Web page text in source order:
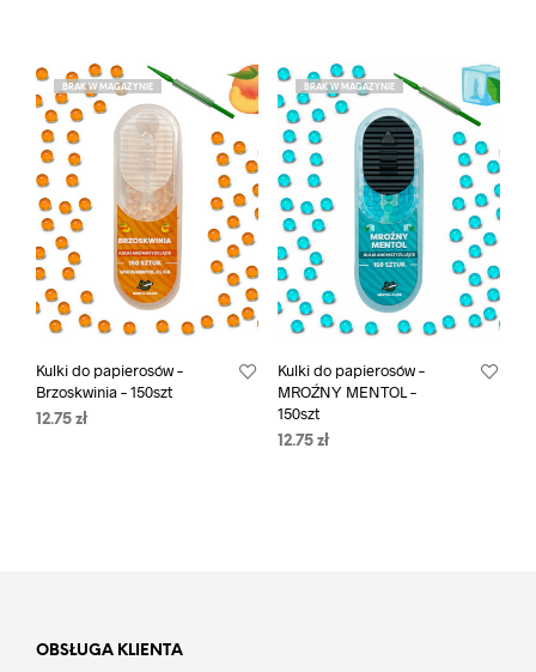
BRAK W MAGAZYNIE
Kulki do papierosów –
Brzoskwinia – 150szt
12.75 zł
BRAK W MAGAZYNIE
Kulki do papierosów –
MROŹNY MENTOL –
150szt
12.75 zł
OBSŁUGA KLIENTA